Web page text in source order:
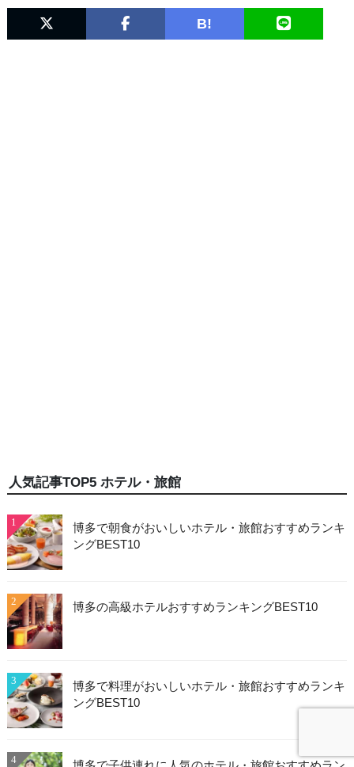
B!
人気記事TOP5 ホテル・旅館
1
博多で朝食がおいしいホテル・旅館おすすめランキ
ングBEST10
2 博多の高級ホテルおすすめランキングBEST10
3
博多で料理がおいしいホテル・旅館おすすめランキ
ングBEST10
4